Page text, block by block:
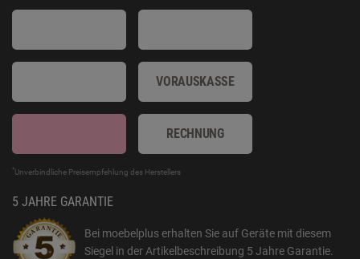
VORAUSKASSE
RECHNUNG
*Unverbindliche Preisempfehlung des Herstellers
5 JAHRE GARANTIE
Bei moebelplus erhalten Sie auf Geräte mit diesem
Siegel in der Artikelbeschreibung 5 Jahre Garantie.